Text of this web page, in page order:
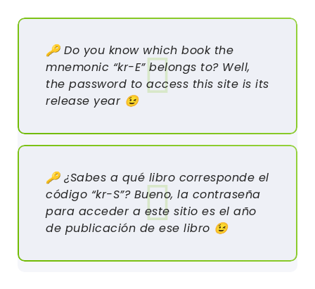
🔑 Do you know which book the
mnemonic “kr-E” belongs to? Well,
the password to access this site is its
release year 😉
🔑 ¿Sabes a qué libro corresponde el
código “kr-S”? Bueno, la contraseña
para acceder a este sitio es el año
de publicación de ese libro 😉